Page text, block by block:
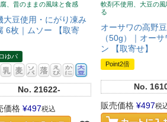
、昔のままの風味と食感
大豆使用・にがり凍み
6枚｜ムソー 【取寄
ゆパ
No. 21622-
価格 ¥497税込
軟剤不使用、大豆の
る
オーサワの高野
（50g）｜オー
ン 【取寄せ】
Point2倍
No.
販売価格 ¥497税